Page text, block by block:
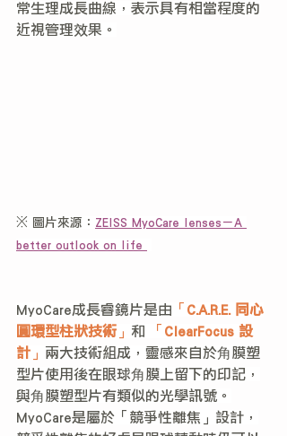
常生理成長曲線，表示具有相當程度的
近視管理效果。
※ 圖片來源： ZEISS MyoCare lenses－A
better outlook on life
MyoCare成長睿鏡片是由 「 C.A.R.E. 同心
圓環型柱狀技術 」 和 「 ClearFocus 設
計 」 兩大技術組成，靈感來自於角膜塑
型片使用後在眼球角膜上留下的印記，
與角膜塑型片有類似的光學訊號。
MyoCare是屬於「競爭性離焦」設計，